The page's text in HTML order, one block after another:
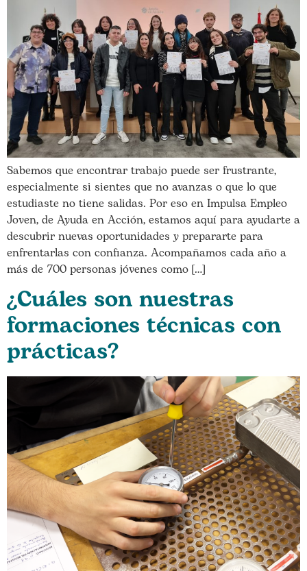
Sabemos que encontrar trabajo puede ser frustrante,
especialmente si sientes que no avanzas o que lo que
estudiaste no tiene salidas. Por eso en Impulsa Empleo
Joven, de Ayuda en Acción, estamos aquí para ayudarte a
descubrir nuevas oportunidades y prepararte para
enfrentarlas con confianza. Acompañamos cada año a
más de 700 personas jóvenes como […]
¿Cuáles son nuestras
formaciones técnicas con
prácticas?